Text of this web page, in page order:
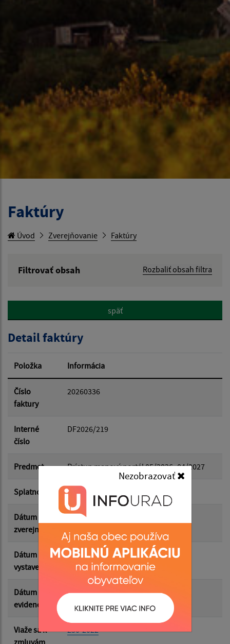
Nezobrazovať
Faktúry
Úvod Zverejňovanie Faktúry
Filtrovať obsah
Rozbaliť obsah filtra
Hľadať v:
Dátum od:
Dátum do:
Suma od:
Suma do:
Filtrovať
späť
Detail faktúry
Položka Informácia
Číslo
faktury
20260336
Interné
číslo
DF2026/219
Predmet Prístup mapový portál 05/2026- 04/2027
Splatnosť 29.05.2026
Dátum
zverejnenia
26.05.2026
Dátum
vystavenia
15.05.2026
Dátum
evidencie
19.05.2026
Viaže sa k
zmluvám
250-2022